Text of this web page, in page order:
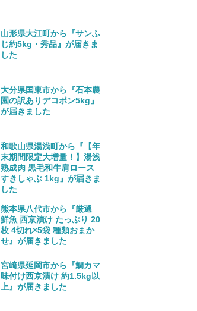
山形県大江町から『サンふ
じ約5kg・秀品』が届きま
した
大分県国東市から『石本農
園の訳ありデコポン5kg』
が届きました
和歌山県湯浅町から『【年
末期間限定大増量！】湯浅
熟成肉 黒毛和牛肩ロース
すきしゃぶ 1kg』が届きま
した
熊本県八代市から『厳選
鮮魚 西京漬け たっぷり 20
枚 4切れ×5袋 種類おまか
せ』が届きました
宮崎県延岡市から『鯛カマ
味付け西京漬け 約1.5kg以
上』が届きました